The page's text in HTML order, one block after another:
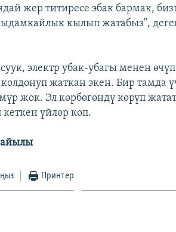
жер титиресе эбак бармак,
кылып жатабыз",
электр убак-убагы менен
жаткан экен. Бир тамда
жок. Эл көрбөгөндү көрүп
үйлөр көп.
Принтер